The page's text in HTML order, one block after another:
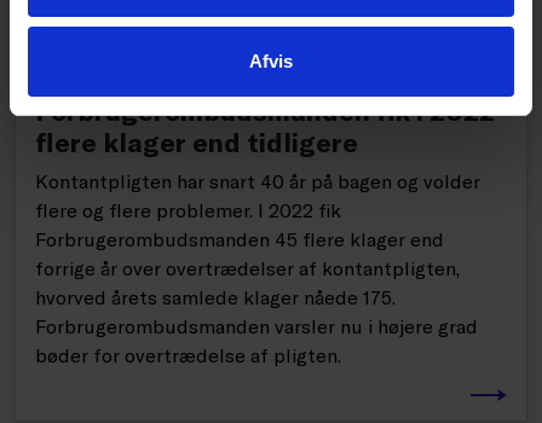
Afvis
NYHED
Forbrugerombudsmanden fik i 2022
flere klager end tidligere
Kontantpligten har snart 40 år på bagen og volder
flere og flere problemer. I 2022 fik
Forbrugerombudsmanden 45 flere klager end
forrige år over overtrædelser af kontantpligten,
hvorved årets samlede klager nåede 175.
Forbrugerombudsmanden varsler nu i højere grad
bøder for overtrædelse af pligten.